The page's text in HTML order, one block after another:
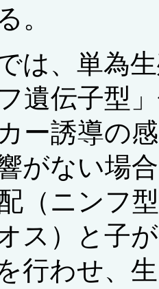
。
は、単為
フ遺伝子型
ー誘導の
がない場
（ニンフ
ス）と子
行わせ、